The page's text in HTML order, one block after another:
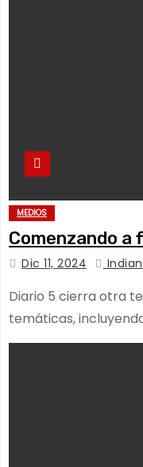
MEDIOS
Comenzando a
Dic 11, 2024
Diario 5 cierra otra
temáticas,